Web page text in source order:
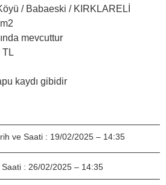
/ Babaeski / KIRKLARELİ
mevcuttur
TL
kaydı gibidir
ve Saati : 19/02/2025 – 14:35
Saati : 26/02/2025 – 14:35